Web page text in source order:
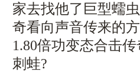
家去找他了巨型蠕
奇看向声音传来的
1.80倍功变态合击
刺蛙?